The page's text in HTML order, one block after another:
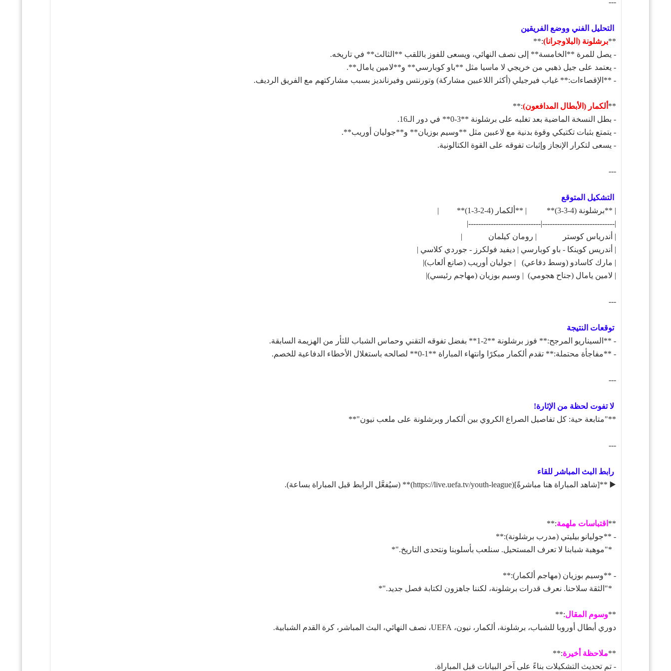
---
التحليل الفني ووضع الفريقين
**برشلونة (البلاوجرانا):**
- يصل للمرة **الخامسة** إلى نصف النهائي، ويسعى للفوز باللقب **الثالث** في تاريخه.
- يعتمد على جيل ذهبي من خريجي لا ماسيا مثل **باو كوبارسي** و**لامين يامال**.
- **الإقصاءات:** غياب فيرجيلي (أكثر اللاعبين مشاركة) وتورنتس وفيرنانديز بسبب مشاركتهم مع الفريق الرديف.
** ألكمار (الأبطال المدافعون):**
- بطل النسخة الماضية بعد تغلبه على برشلونة **3-0** في دور الـ16.
- يتمتع بثبات تكتيكي وقوة بدنية مع لاعبين مثل **وسيم بوزيان** و**جوليان أوريب**.
- يسعى لتكرار الإنجاز وإثبات تفوقه على القوة الكتالونية.
---
التشكيل المتوقع
| **برشلونة (4-3-3)** | **ألكمار (4-2-3-1)** |
|-----------------------------|-----------------------------|
| أندرياس كوستر | رومان كيلمان |
| أندريس كوينكا - باو كوبارسي | ديفيد فولكرز - جوردي كلاسي |
| مارك كاسادو (وسط دفاعي) | جوليان أوريب (صانع ألعاب)|
| لامين يامال (جناح هجومي) | وسيم بوزيان (مهاجم رئيسي)|
---
توقعات النتيجة
- **السيناريو المرجح:** فوز برشلونة **2-1** بفضل تفوقه التقني وحماس الشباب للثأر من الهزيمة السابقة.
- **مفاجأة محتملة:** تقدم ألكمار مبكرًا وانتهاء المباراة **1-0** لصالحه باستغلال الأخطاء الدفاعية للخصم.
---
لا تفوت لحظة من الإثارة!
**"متابعة حية: كل تفاصيل الصراع الكروي بين ألكمار وبرشلونة على ملعب نيون"**
---
رابط البث المباشر للقاء
▶️ **[شاهد المباراة هنا مباشرةً](https://live.uefa.tv/youth-league)** (سيُفعَّل الرابط قبل المباراة بساعة).
** اقتباسات ملهمة:**
- **جوليانو بيليتي (مدرب برشلونة):**
*"موهبة شبابنا لا تعرف المستحيل. سنلعب بأسلوبنا ونتحدى التاريخ."*
- **وسيم بوزيان (مهاجم ألكمار):**
*"الثقة سلاحنا. نعرف قدرات برشلونة، لكننا جاهزون لكتابة فصل جديد."*
**وسوم المقال:**
دوري أبطال أوروبا للشباب، برشلونة، ألكمار، نيون، UEFA، نصف النهائي، البث المباشر، كرة القدم الشبابية.
**ملاحظة أخيرة:**
- تم تحديث التشكيلات بناءً على آخر البيانات قبل المباراة.